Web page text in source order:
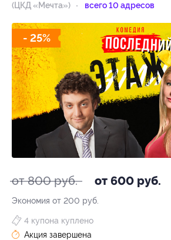
(ЦКД «Мечта»)
всего 10 адресов
- 25%
от 800 руб. от 600 руб.
Экономия от 200 руб.
4 купона куплено
Акция завершена